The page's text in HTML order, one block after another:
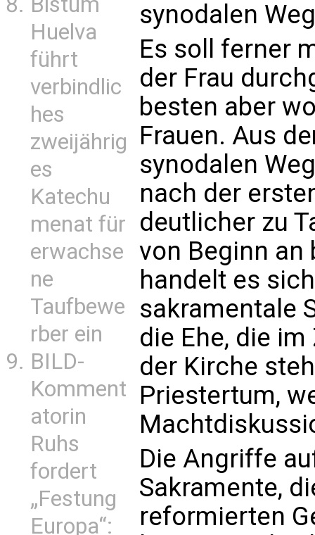
Huelva
führt
verbindlic
hes
zweijährig
es
Katechu
menat für
erwachse
ne
Taufbewe
rber ein
BILD-
Komment
atorin
Ruhs
fordert
„Festung
Europa“:
synodalen
Es soll ferner
der Frau
besten aber
Frauen. Aus
synodalen
nach der
deutlicher zu
von Beginn an
handelt es
sakramentale
die Ehe, die
der Kirche
Priestertum,
Die Angriffe
Sakramente,
reformierten